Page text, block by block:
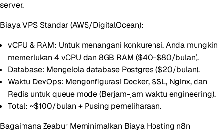
server.
Biaya VPS Standar (AWS/DigitalOcean):
vCPU & RAM: Untuk menangani konkurensi, Anda mungkin
memerlukan 4 vCPU dan 8GB RAM ($40-$80/bulan).
Database: Mengelola database Postgres ($20/bulan).
Waktu DevOps: Mengonfigurasi Docker, SSL, Nginx, dan
Redis untuk queue mode (Berjam-jam waktu engineering).
Total: ~$100/bulan + Pusing pemeliharaan.
Bagaimana Zeabur Meminimalkan Biaya Hosting n8n